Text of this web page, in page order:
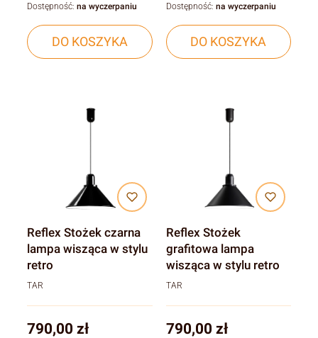
DO KOSZYKA
Dostępność: na wyczerpaniu
DO KOSZYKA
Dostępność: na wyczerpaniu
Reflex Stożek czarna
lampa wisząca w stylu
retro
TAR
Cena
790,00 zł
Reflex Stożek
grafitowa lampa
wisząca w stylu retro
TAR
Cena
790,00 zł